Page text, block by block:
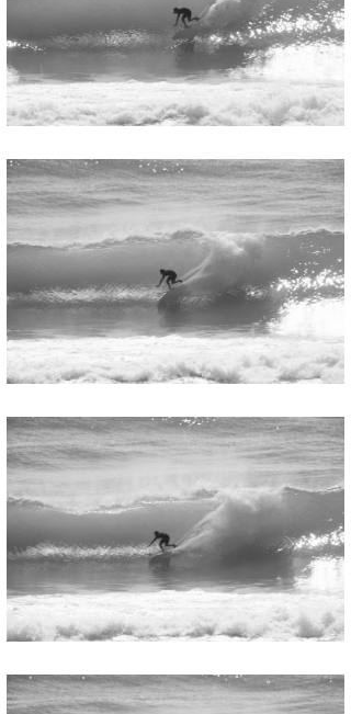
VAGY
waka☆=
YUKI☆
ハンマー
まっきー
三輪予報士
小川予報士
上田純子
上條将美
唐澤予報士
SancheZ
ゴン
米山予報士
wanda
予報士 hiro.